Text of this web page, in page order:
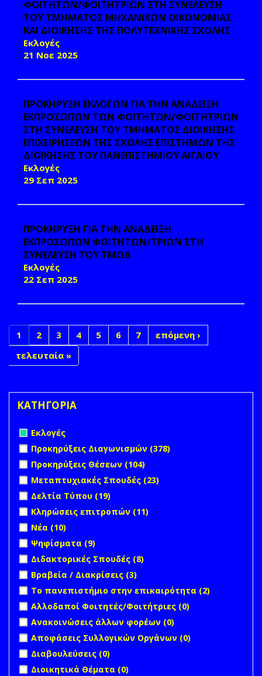
ΦΟΙΤΗΤΩΝ/ΦΟΙΤΗΤΡΙΩΝ ΣΤΗ ΣΥΝΕΛΕΥΣΗ
ΤΟΥ ΤΜΗΜΑΤΟΣ ΜΗΧΑΝΙΚΩΝ ΟΙΚΟΝΟΜΙΑΣ
ΚΑΙ ΔΙΟΙΚΗΣΗΣ ΤΗΣ ΠΟΛΥΤΕΧΝΙΚΗΣ ΣΧΟΛΗΣ
Εκλογές
21 Νοε 2025
ΠΡΟΚΗΡΥΞΗ ΕΚΛΟΓΩΝ ΓΙΑ ΤΗΝ ΑΝΑΔΕΙΞΗ
ΕΚΠΡΟΣΩΠΩΝ ΤΩΝ ΦΟΙΤΗΤΩΝ/ΦΟΙΤΗΤΡΙΩΝ
ΣΤΗ ΣΥΝΕΛΕΥΣΗ ΤΟΥ ΤΜΗΜΑΤΟΣ ΔΙΟΙΚΗΣΗΣ
ΕΠΙΧΕΙΡΗΣΕΩΝ ΤΗΣ ΣΧΟΛΗΣ ΕΠΙΣΤΗΜΩΝ ΤΗΣ
ΔΙΟΙΚΗΣΗΣ ΤΟΥ ΠΑΝΕΠΙΣΤΗΜΙΟΥ ΑΙΓΑΙΟΥ
Εκλογές
29 Σεπ 2025
ΠΡΟΚΗΡΥΞΗ ΓΙΑ ΤΗΝ ΑΝΑΔΕΙΞΗ
ΕΚΠΡΟΣΩΠΩΝ ΦΟΙΤΗΤΩΝ/ΤΡΙΩΝ ΣΤΗ
ΣΥΝΕΛΕΥΣΗ ΤΟΥ ΤΜΟΔ
Εκλογές
22 Σεπ 2025
1 2 3 4 5 6 7
επόμενη ›
τελευταία »
ΚΑΤΗΓΟΡΙΑ
Remove Εκλογές filter
Εκλογές
Apply Προκηρύξεις Διαγωνισμών filter
Προκηρύξεις Διαγωνισμών (378)
Apply Προκηρύξεις Θέσεων filter
Προκηρύξεις Θέσεων (104)
Apply Μεταπτυχιακές Σπουδές filter
Μεταπτυχιακές Σπουδές (23)
Apply Δελτία Τύπου filter
Δελτία Τύπου (19)
Apply Κληρώσεις επιτροπών filter
Κληρώσεις επιτροπών (11)
Apply Νέα filter
Νέα (10)
Apply Ψηφίσματα filter
Ψηφίσματα (9)
Apply Διδακτορικές Σπουδές filter
Διδακτορικές Σπουδές (8)
Apply Βραβεία / Διακρίσεις filter
Βραβεία / Διακρίσεις (3)
Apply Το πανεπιστήμιο στην επικαιρότητα filter
Το πανεπιστήμιο στην επικαιρότητα (2)
undefined
Αλλοδαποί Φοιτητές/Φοιτήτριες (0)
undefined
Ανακοινώσεις άλλων φορέων (0)
undefined
Αποφάσεις Συλλογικών Οργάνων (0)
undefined
Διαβουλεύσεις (0)
undefined
Διοικητικά Θέματα (0)